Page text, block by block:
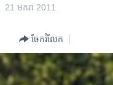
21 មករា 2011
ចែករំលែក